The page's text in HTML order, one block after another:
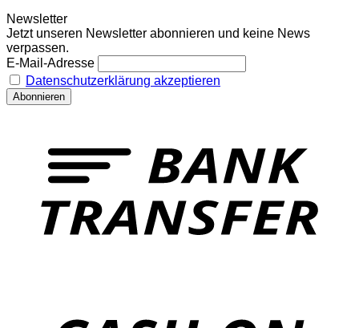
Newsletter
Jetzt unseren Newsletter abonnieren und keine News
verpassen.
E-Mail-Adresse
Datenschutzerklärung akzeptieren